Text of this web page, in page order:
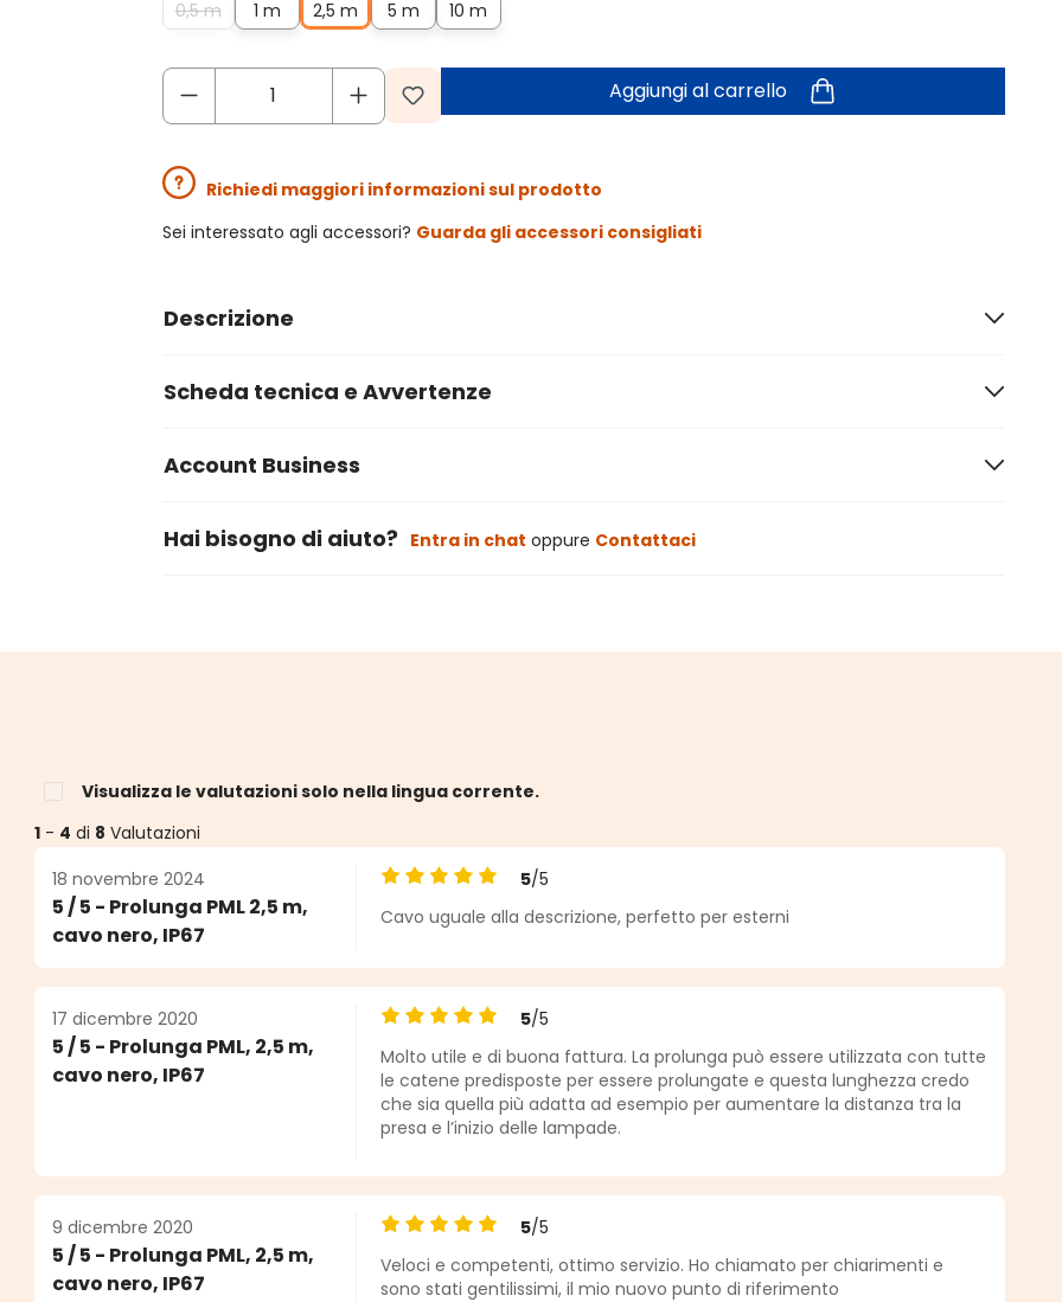
0,5 m 1 m 2,5 m 5 m 10 m
Aggiungi al carrello
Richiedi maggiori informazioni sul prodotto
Sei interessato agli accessori? Guarda gli accessori consigliati
Descrizione
Scheda tecnica e Avvertenze
Account Business
Hai bisogno di aiuto? Entra in chat oppure Contattaci
Visualizza le valutazioni solo nella lingua corrente.
1 - 4 di 8 Valutazioni
18 novembre 2024
5 / 5 - Prolunga PML 2,5 m,
cavo nero, IP67
Valutazione media di 5 su 5 stelle
5/5
Cavo uguale alla descrizione, perfetto per esterni
17 dicembre 2020
5 / 5 - Prolunga PML, 2,5 m,
cavo nero, IP67
Valutazione media di 5 su 5 stelle
5/5
Molto utile e di buona fattura. La prolunga può essere utilizzata con tutte
le catene predisposte per essere prolungate e questa lunghezza credo
che sia quella più adatta ad esempio per aumentare la distanza tra la
presa e l’inizio delle lampade.
9 dicembre 2020
5 / 5 - Prolunga PML, 2,5 m,
cavo nero, IP67
Valutazione media di 5 su 5 stelle
5/5
Veloci e competenti, ottimo servizio. Ho chiamato per chiarimenti e
sono stati gentilissimi, il mio nuovo punto di riferimento